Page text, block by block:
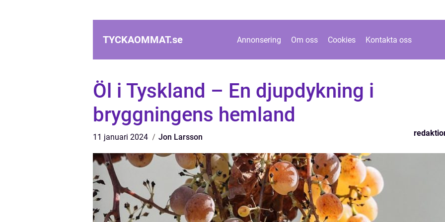
TYCKAOMMAT.se Annonsering Om oss Cookies Kontakta oss
Öl i Tyskland – En djupdykning i
bryggningens hemland
11 januari 2024 Jon Larsson